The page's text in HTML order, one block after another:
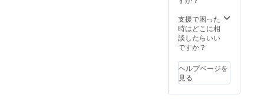
造工程
上の都
合等に
より出
が遅れ
る場合
があり
ます。
支援で困った
時はどこに相
談したらいい
ですか？
ヘルプページを
見る